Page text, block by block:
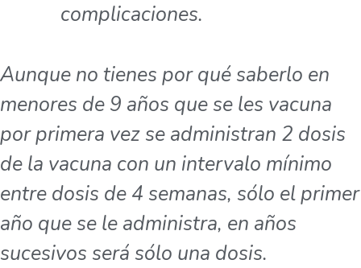
complicaciones.
Aunque no tienes por qué saberlo en
menores de 9 años que se les vacuna
por primera vez se administran 2 dosis
de la vacuna con un intervalo mínimo
entre dosis de 4 semanas, sólo el primer
año que se le administra, en años
sucesivos será sólo una dosis.